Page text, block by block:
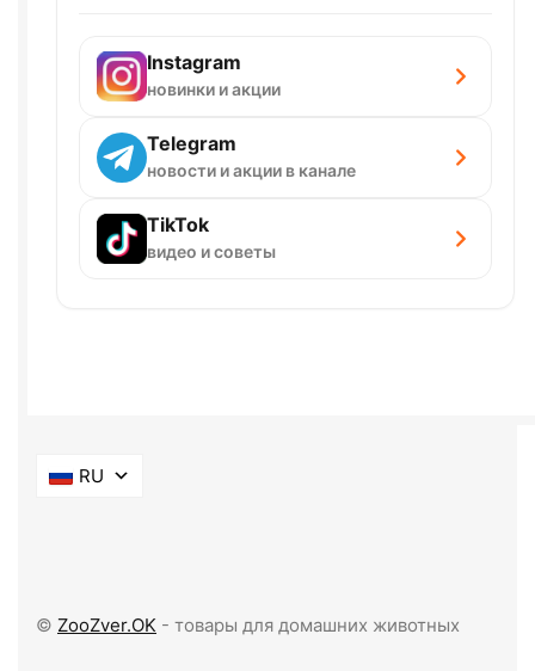
Instagram
новинки и акции
Telegram
новости и акции в канале
TikTok
видео и советы
RU
© ZooZver.OK - товары для домашних животных